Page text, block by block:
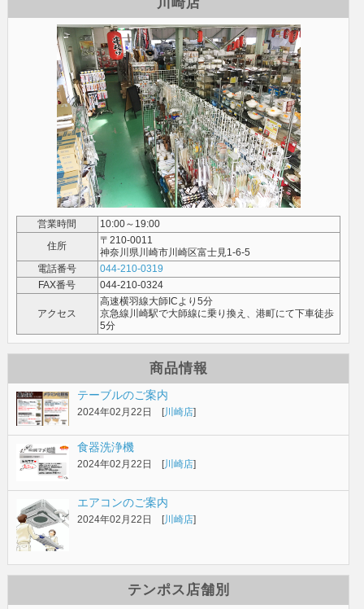
川崎店
営業時間
10:00～19:00
住所
〒210-0011
神奈川県川崎市川崎区富士見1-6-5
電話番号
044-210-0319
FAX番号
044-210-0324
アクセス
高速横羽線大師ICより5分
京急線川崎駅で大師線に乗り換え、港町にて下車徒歩
5分
商品情報
テーブルのご案内
2024年02月22日 [川崎店]
食器洗浄機
2024年02月22日 [川崎店]
エアコンのご案内
2024年02月22日 [川崎店]
テンポス店舗別